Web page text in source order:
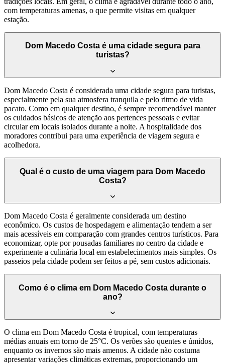
com temperaturas amenas, o que permite visitas em qualquer
estação.
Dom Macedo Costa é uma cidade segura para
turistas?
Dom Macedo Costa é considerada uma cidade segura para turistas,
especialmente pela sua atmosfera tranquila e pelo ritmo de vida
pacato. Como em qualquer destino, é sempre recomendável manter
os cuidados básicos de atenção aos pertences pessoais e evitar
circular em locais isolados durante a noite. A hospitalidade dos
moradores contribui para uma experiência de viagem segura e
acolhedora.
Qual é o custo de uma viagem para Dom Macedo
Costa?
Dom Macedo Costa é geralmente considerada um destino
econômico. Os custos de hospedagem e alimentação tendem a ser
mais acessíveis em comparação com grandes centros turísticos. Para
economizar, opte por pousadas familiares no centro da cidade e
experimente a culinária local em estabelecimentos mais simples. Os
passeios pela cidade podem ser feitos a pé, sem custos adicionais.
Como é o clima em Dom Macedo Costa durante o
ano?
O clima em Dom Macedo Costa é tropical, com temperaturas
médias anuais em torno de 25°C. Os verões são quentes e úmidos,
enquanto os invernos são mais amenos. A cidade não costuma
apresentar variações climáticas extremas, proporcionando um